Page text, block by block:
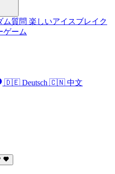
ム質問 楽しいアイスブレイク
ゲーム
🇩🇪 Deutsch 🇨🇳 中文